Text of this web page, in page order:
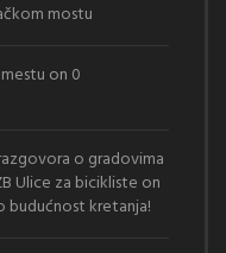
mostu
on 0
o gradovima
Ulice za bicikliste on
budućnost kretanja!